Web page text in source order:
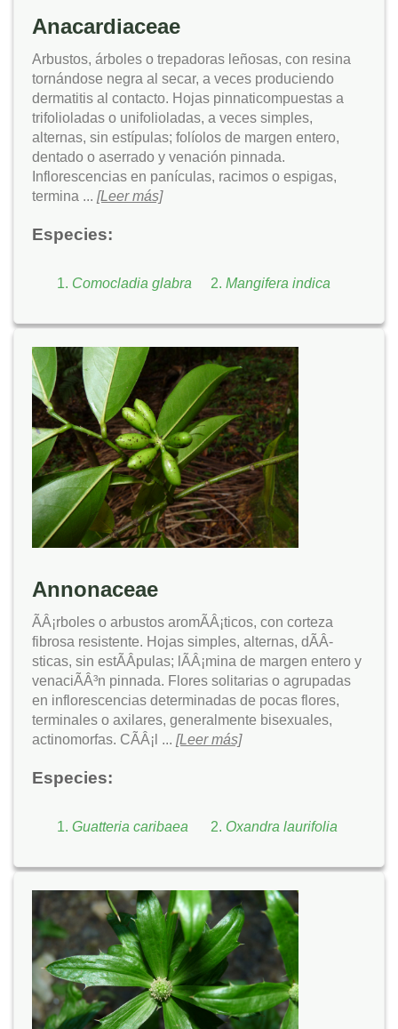
Anacardiaceae
Arbustos, árboles o trepadoras leñosas, con resina
tornándose negra al secar, a veces produciendo
dermatitis al contacto. Hojas pinnaticompuestas a
trifolioladas o unifolioladas, a veces simples,
alternas, sin estípulas; folíolos de margen entero,
dentado o aserrado y venación pinnada.
Inflorescencias en panículas, racimos o espigas,
termina ... [Leer más]
Especies:
Comocladia glabra Mangifera indica
Annonaceae
ÃÂ¡rboles o arbustos aromÃÂ¡ticos, con corteza
fibrosa resistente. Hojas simples, alternas, dÃÂ­
sticas, sin estÃÂ­pulas; lÃÂ¡mina de margen entero y
venaciÃÂ³n pinnada. Flores solitarias o agrupadas
en inflorescencias determinadas de pocas flores,
terminales o axilares, generalmente bisexuales,
actinomorfas. CÃÂ¡l ... [Leer más]
Especies:
Guatteria caribaea Oxandra laurifolia